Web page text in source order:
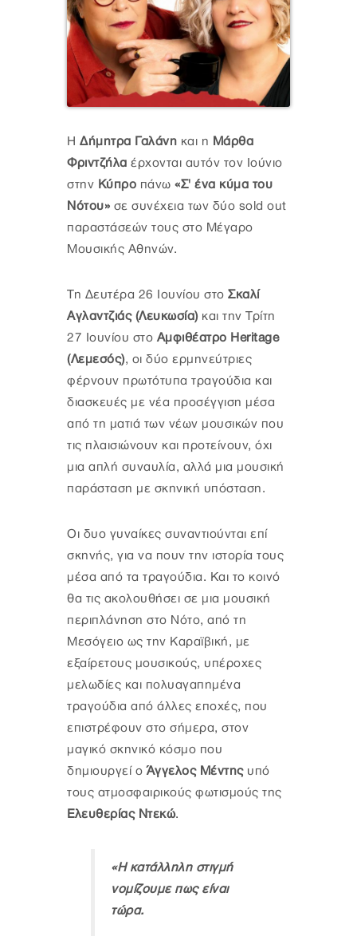
H Δήμητρα Γαλάνη και η Μάρθα
Φριντζήλα έρχονται αυτόν τον Ιούνιο
στην Κύπρο πάνω «Σ' ένα κύμα του
Νότου» σε συνέχεια των δύο sold out
παραστάσεών τους στο Μέγαρο
Μουσικής Αθηνών.
Τη Δευτέρα 26 Ιουνίου στο Σκαλί
Αγλαντζιάς (Λευκωσία)και την Τρίτη
27 Ιουνίου στο Αμφιθέατρο Heritage
(Λεμεσός), οι δύο ερμηνεύτριες
φέρνουν πρωτότυπα τραγούδια και
διασκευές με νέα προσέγγιση μέσα
από τη ματιά των νέων μουσικών που
τις πλαισιώνουν και προτείνουν, όχι
μια απλή συναυλία, αλλά μια μουσική
παράσταση με σκηνική υπόσταση.
Οι δυο γυναίκες συναντιούνται επί
σκηνής, για να πουν την ιστορία τους
μέσα από τα τραγούδια. Και το κοινό
θα τις ακολουθήσει σε μια μουσική
περιπλάνηση στο Νότο, από τη
Μεσόγειο ως την Καραϊβική, με
εξαίρετους μουσικούς, υπέροχες
μελωδίες και πολυαγαπημένα
τραγούδια από άλλες εποχές, που
επιστρέφουν στο σήμερα, στον
μαγικό σκηνικό κόσμο που
δημιουργεί ο Άγγελος Μέντηςυπό
τους ατμοσφαιρικούς φωτισμούς της
Ελευθερίας Ντεκώ.
«Η κατάλληλη στιγμή
νομίζουμε πως είναι
τώρα.